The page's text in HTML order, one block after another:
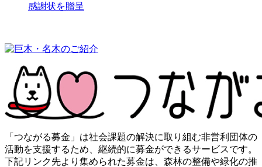
感謝状を贈呈
「つながる募金」は社会課題の解決に取り組む非営利団体の
活動を支援するため、継続的に募金ができるサービスです。
下記リンク先より集められた募金は、森林の整備や緑化の推